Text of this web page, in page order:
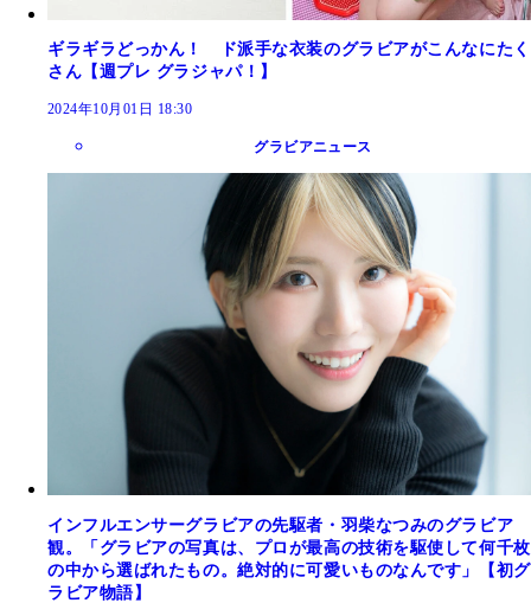
ギラギラどっかん！ ド派手な衣装のグラビアがこんなにたく
さん【週プレ グラジャパ！】
2024年10月01日 18:30
グラビアニュース
インフルエンサーグラビアの先駆者・羽柴なつみのグラビア
観。「グラビアの写真は、プロが最高の技術を駆使して何千枚
の中から選ばれたもの。絶対的に可愛いものなんです」【初グ
ラビア物語】